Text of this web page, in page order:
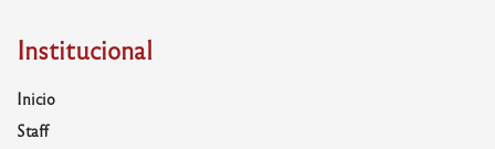
Institucional
Inicio
Staff